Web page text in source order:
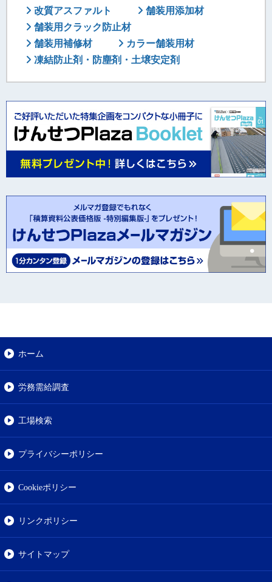
改質アスファルト
舗装用添加材
舗装用クラック防止材
舗装用補修材
カラー舗装用材
凍結防止剤・防塵剤・土壌安定剤
ホーム
労務需給調査
工場検索
プライバシーポリシー
Cookieポリシー
リンクポリシー
サイトマップ